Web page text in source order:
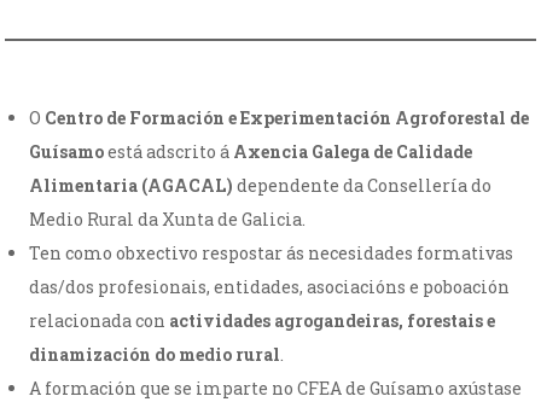
O Centro de Formación e Experimentación Agroforestal de
Guísamoestá adscrito á Axencia Galega de Calidade
Alimentaria (AGACAL) dependente da Consellería do
Medio Rural da Xunta de Galicia.
Ten como obxectivo respostar ás necesidades formativas
das/dos profesionais, entidades, asociacións e poboación
relacionada con actividades agrogandeiras, forestais e
dinamización do medio rural.
A formación que se imparte no CFEA de Guísamo axústase